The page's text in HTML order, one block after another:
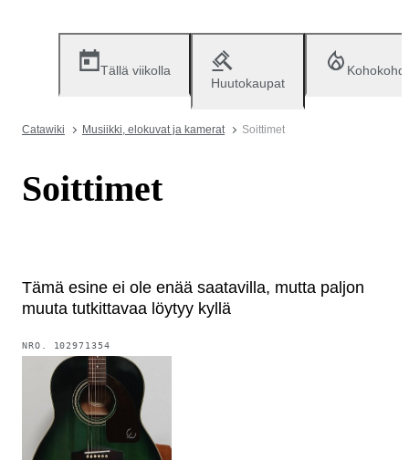
Tällä viikolla
Huutokaupat
Catawiki Musiikki, elokuvat ja kamerat Soittimet
Soittimet
Tämä esine ei ole enää saatavilla, mutta paljon
muuta tutkittavaa löytyy kyllä
NRO. 102971354